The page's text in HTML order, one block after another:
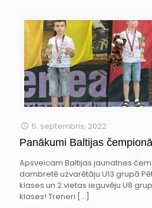
5. septembris, 2022
Panākumi Baltijas
Apsveicam Baltijas jaunatnes
dambretē uzvarētāju U13 grupā
klases un 2.vietas ieguvēju U8
klases! Treneri […]